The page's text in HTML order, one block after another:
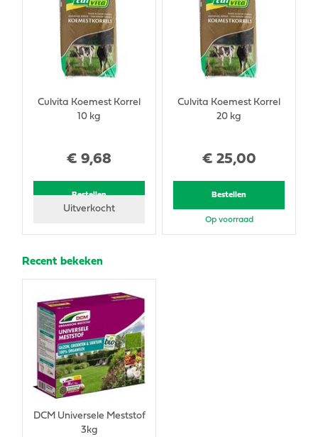
€ 9,68
Culvita Koemest Korrel
10 kg
Bestellen
Uitverkocht
€ 25,00
Culvita Koemest Korrel
20 kg
Bestellen
Op voorraad
Recent bekeken
DCM Universele Meststof
3kg